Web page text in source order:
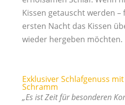
Kissen getauscht werden –
ersten Nacht das Kissen
wieder hergeben möchten.
Exklusiver Schlafgenuss
Schramm
„Es ist Zeit für besonderen